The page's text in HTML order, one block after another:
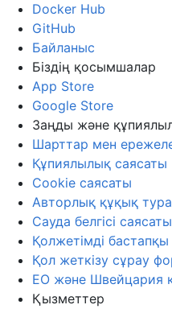
Docker Hub
GitHub
Байланыс
Біздің қосымшалар
App Store
Google Store
Заңды және
Шарттар мен
Құпиялылық саясаты
Cookie саясаты
Авторлық құқық
Сауда белгісі саясаты
Қолжетімді бастапқы
Қол жеткізу сұрау
ЕО және Швейцария
Қызметтер